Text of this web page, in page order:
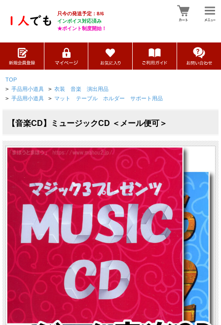
只今の発送予定：8/6
インボイス対応済み
★ポイント制度開始！
TOP
> 手品用小道具 > 衣装 音楽 演出用品
> 手品用小道具 > マット テーブル ホルダー サポート用品
【音楽CD】ミュージックCD ＜メール便可＞